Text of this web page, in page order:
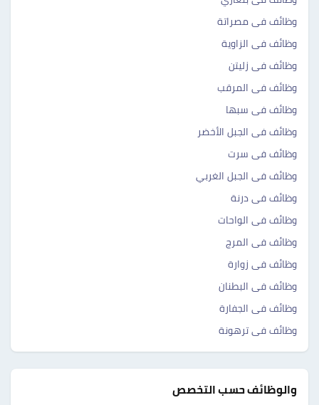
وظائف فى مصراتة
وظائف فى الزاوية
وظائف فى زليتن
وظائف فى المرقب
وظائف فى سبها
وظائف فى الجبل الأخضر
وظائف فى سرت
وظائف فى الجبل الغربي
وظائف فى درنة
وظائف فى الواحات
وظائف فى المرج
وظائف فى زوارة
وظائف فى البطنان
وظائف فى الجفارة
وظائف فى ترهونة
والوظائف حسب التخصص